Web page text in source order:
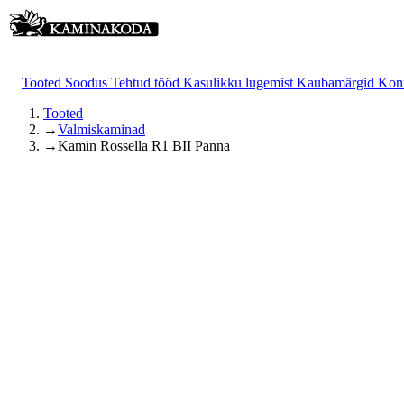
Tooted Soodus Tehtud tööd Kasulikku lugemist Kaubamärgid
Tooted
→Valmiskaminad
→Kamin Rossella R1 BII Panna